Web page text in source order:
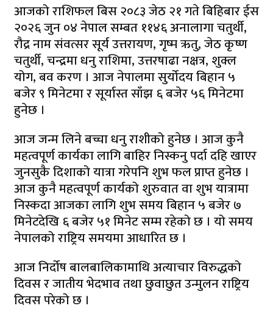
आजको राशिफल बिस २०८३ जेठ २१ गते बिहिबार ईस
२०२६ जुन ०४ नेपाल सम्बत ११४६ अनालागा चतुर्थी,
रौद्र नाम संवत्सर सूर्य उत्तरायण, गृष्म ऋतु, जेठ कृष्ण
चतुर्थी, चन्द्रमा धनु राशिमा, उत्तरषाढा नक्षत्र, शुक्ल
योग, बव करण । आज नेपालमा सुर्योदय बिहान ५
बजेर ९ मिनेटमा र सूर्यास्त साँझ ६ बजेर ५६ मिनेटमा
हुनेछ ।
आज जन्म लिने बच्चा धनु राशीको हुनेछ । आज कुनै
महत्वपूर्ण कार्यका लागि बाहिर निस्कनु पर्दा दहि खाएर
जुनसुकै दिशाको यात्रा गरेपनि शुभ फल प्राप्त हुनेछ ।
आज कुनै महत्वपूर्ण कार्यको शुरुवात वा शुभ यात्रामा
निस्कदा आजका लागि शुभ समय बिहान ५ बजेर ७
मिनेटदेखि ६ बजेर ५१ मिनेट सम्म रहेको छ । यो समय
नेपालको राष्ट्रिय समयमा आधारित छ ।
आज निर्दोष बालबालिकामाथि अत्याचार विरुद्धको
दिवस र जातीय भेदभाव तथा छुवाछुत उन्मुलन राष्ट्रिय
दिवस परेको छ ।